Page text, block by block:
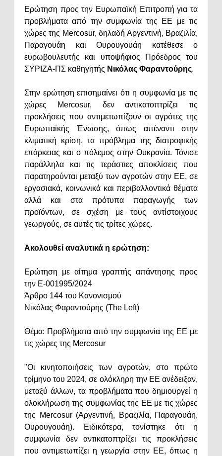
Ερώτηση προς την Ευρωπαϊκή Επιτροπή για τα
προβλήματα από την συμφωνία της EE με τις
χώρες της Mercosur, δηλαδή Αργεντινή, Βραζιλία,
Παραγουάη και Ουρουγουάη κατέθεσε ο
ευρωβουλευτής και υποψήφιος Πρόεδρος του
ΣΥΡΙΖΑ-ΠΣ καθηγητής Νικόλας Φαραντούρης.
Στην ερώτηση επισημαίνει ότι η συμφωνία με τις
χώρες Mercosur, δεν αντικατοπτρίζει τις
προκλήσεις που αντιμετωπίζουν οι αγρότες της
Ευρωπαϊκής Ένωσης, όπως απέναντι στην
κλιματική κρίση, τα πρόβλημα της διατροφικής
επάρκειας και ο πόλεμος στην Ουκρανία. Τόνισε
παράλληλα και τις τεράστιες αποκλίσεις που
παρατηρούνται μεταξύ των αγροτών στην ΕΕ, σε
εργασιακά, κοινωνικά και περιβαλλοντικά θέματα
αλλά και στα πρότυπα παραγωγής των
προϊόντων, σε σχέση με τους αντίστοιχους
γεωργούς, σε αυτές τις τρίτες χώρες.
Ακολουθεί αναλυτικά η ερώτηση:
Ερώτηση με αίτημα γραπτής απάντησης προς
την E-001995/2024
Άρθρο 144 του Κανονισμού
Νικόλας Φαραντούρης (The Left)
Θέμα: Προβλήματα από την συμφωνία της EE με
τις χώρες της Mercosur
"Οι κινητοποιήσεις των αγροτών, στο πρώτο
τρίμηνο του 2024, σε ολόκληρη την ΕΕ ανέδειξαν,
μεταξύ άλλων, τα προβλήματα που δημιουργεί η
ολοκλήρωση της συμφωνίας της EE με τις χώρες
της Mercosur (Αργεντινή, Βραζιλία, Παραγουάη,
Ουρουγουάη). Ειδικότερα, τονίστηκε ότι η
συμφωνία δεν αντικατοπτρίζει τις προκλήσεις
που αντιμετωπίζει η γεωργία στην ΕΕ, όπως η